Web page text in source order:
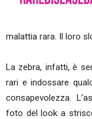
malattia rara. Il loro
La zebra, infatti, è
rari e indossare
consapevolezza.
foto del look a